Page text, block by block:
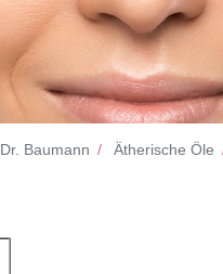
Dr. Baumann Ätherische Öle